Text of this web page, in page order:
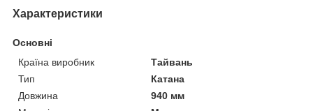
Характеристики
Основні
Країна виробник
Тайвань
Тип
Катана
Довжина
940 мм